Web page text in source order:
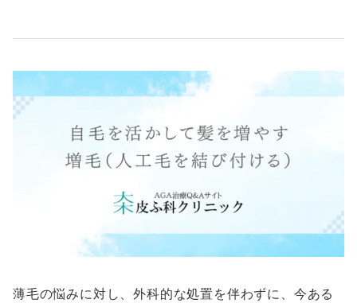
薄毛の悩みに対し、外科的な処置を伴わずに、今ある